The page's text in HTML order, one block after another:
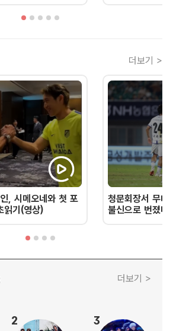
더보기 >
, 시메오네와 첫 포
기(영상)
청문회장서 무너
불신으로 번졌
더보기 >
2 3